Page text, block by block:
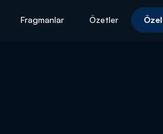
Fragmanlar Özetler